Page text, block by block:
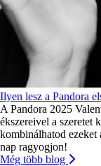
Ilyen lesz a Pandora
A Pandora 2025
ékszereivel a szeretet
kombinálhatod
nap ragyogjon!
Még több blog